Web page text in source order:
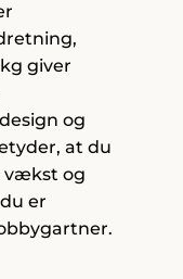
giver
og
at du
vækst og
er